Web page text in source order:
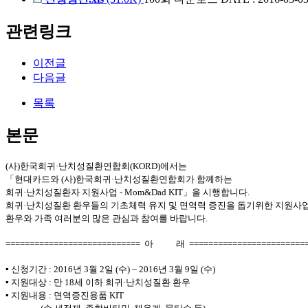
관련링크
이전글
다음글
목록
본문
(사)한국희귀·난치성질환연합회(KORD)에서는
「현대카드와 (사)한국희귀·난치성질환연합회가 함께하는
희귀·난치성질환자 지원사업 - Mom&Dad KIT」을 시행합니다.
희귀·난치성질환 환우들의 기초체력 유지 및 면역력 증진을 돕기위한 지원사
환우와 가족 여러분의 많은 관심과 참여를 바랍니다.
============================ 아 래
▪ 신청기간 : 2016년 3월 2일 (수) ~ 2016년 3월 9일 (수)
▪ 지원대상 : 만 18세 이하 희귀·난치성질환 환우
▪ 지원내용 : 면역증진용품 KIT